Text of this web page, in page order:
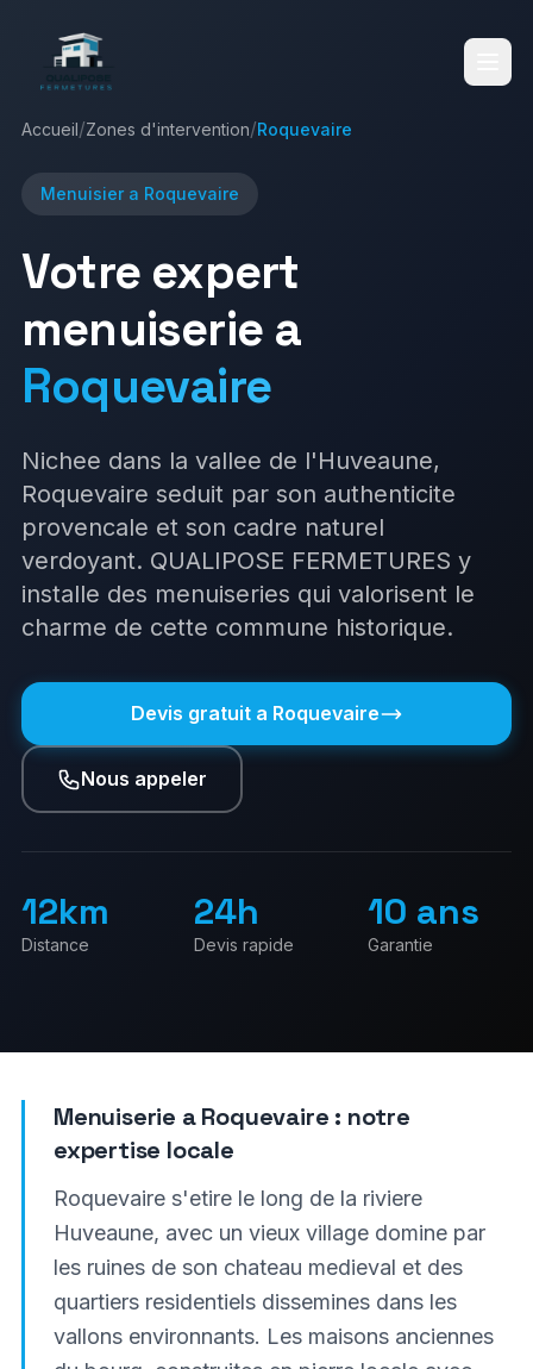
Accueil
Services
Volets Battants Vérandas
Pergolas
Carport Stores
Réalisations
Blog
À propos
06 01 34 44 70
Demander un devis gratuit
Accueil/Zones d'intervention/Roquevaire
Menuisier a Roquevaire
Votre expert
menuiserie a
Roquevaire
Nichee dans la vallee de l'Huveaune,
Roquevaire seduit par son authenticite
provencale et son cadre naturel
verdoyant. QUALIPOSE FERMETURES y
installe des menuiseries qui valorisent le
charme de cette commune historique.
Devis gratuit a Roquevaire
Nous appeler
12km
Distance
24h
Devis rapide
10 ans
Garantie
Menuiserie aRoquevaire : notre
expertise locale
Roquevaire s'etire le long de la riviere
Huveaune, avec un vieux village domine par
les ruines de son chateau medieval et des
quartiers residentiels dissemines dans les
vallons environnants. Les maisons anciennes